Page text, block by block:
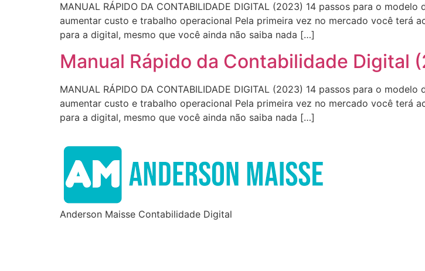
MANUAL RÁPIDO DA CONTABILIDADE DIGITAL (2023) 14 passos para o
aumentar custo e trabalho operacional Pela primeira vez no mercado você terá
para a digital, mesmo que você ainda não saiba nada […]
Manual Rápido da Contabilidade Digital
MANUAL RÁPIDO DA CONTABILIDADE DIGITAL (2023) 14 passos para o
aumentar custo e trabalho operacional Pela primeira vez no mercado você terá
para a digital, mesmo que você ainda não saiba nada […]
Anderson Maisse Contabilidade Digital